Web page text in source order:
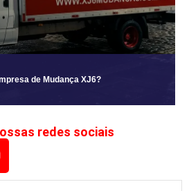
de Mudança XJ6?
redes sociais